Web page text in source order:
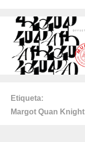
Etiqueta
Margot Quan Knight